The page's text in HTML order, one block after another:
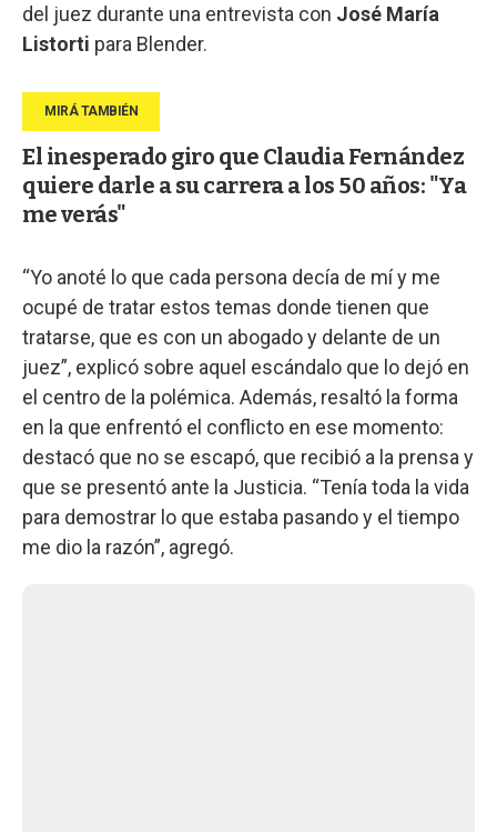
del juez durante una entrevista con José María
Listorti para Blender.
El inesperado giro que Claudia Fernández
quiere darle a su carrera a los 50 años: "Ya
me verás"
“Yo anoté lo que cada persona decía de mí y me
ocupé de tratar estos temas donde tienen que
tratarse, que es con un abogado y delante de un
juez”, explicó sobre aquel escándalo que lo dejó en
el centro de la polémica. Además, resaltó la forma
en la que enfrentó el conflicto en ese momento:
destacó que no se escapó, que recibió a la prensa y
que se presentó ante la Justicia. “Tenía toda la vida
para demostrar lo que estaba pasando y el tiempo
me dio la razón”, agregó.